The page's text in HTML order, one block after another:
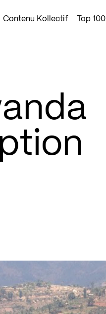
Contenu Kollectif Top 100